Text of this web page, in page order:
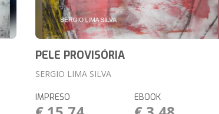
PELE PROVISÓRIA
SERGIO LIMA SILVA
IMPRESO EBOOK